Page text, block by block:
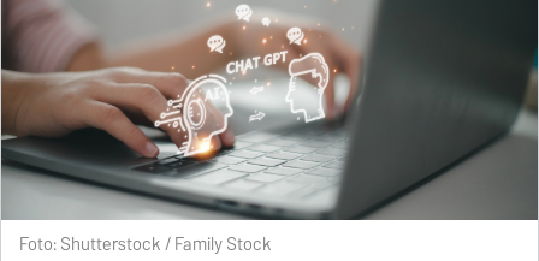
Foto: Shutterstock / Family Stock